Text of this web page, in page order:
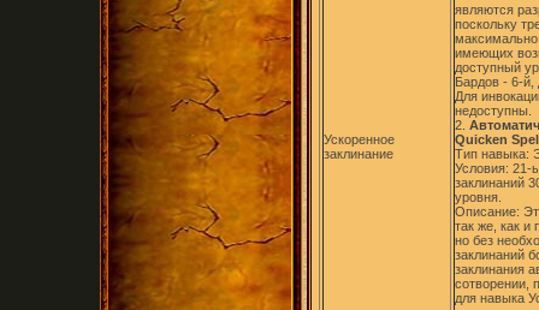
Ускоренное
заклинание
являются
поскольку
максимально
имеющих
доступный
Бардов - 6-й,
Для
недоступны.
2.
Quicken
Тип навыка:
Условия: 21-
заклинаний
уровня.
Описание:
так же, как и
но без
заклинаний
заклинания
сотворении,
для навыка